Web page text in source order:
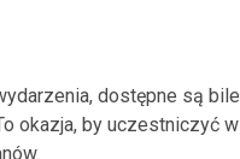
dostępne są
okazja, by uczestniczyć w